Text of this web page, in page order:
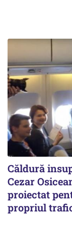
Căldură
Cezar
proiectat
propriul